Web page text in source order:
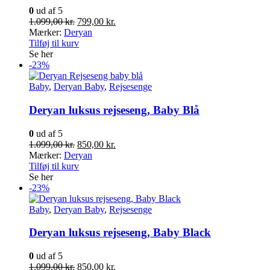
0 ud af 5
1.099,00kr. Den
oprindelige
pris
799,00 kr.
Mærker: Deryan
Tilføj til kurv
Se her
-23%
Baby, Deryan Baby, Rejsesenge
Deryan luksus rejseseng, Baby Blå
0 ud af 5
1.099,00kr. Den
oprindelige
pris
850,00 kr.
Mærker: Deryan
Tilføj til kurv
Se her
-23%
Baby, Deryan Baby, Rejsesenge
Deryan luksus rejseseng, Baby Black
0 ud af 5
1.099,00kr. Den
850,00 kr.